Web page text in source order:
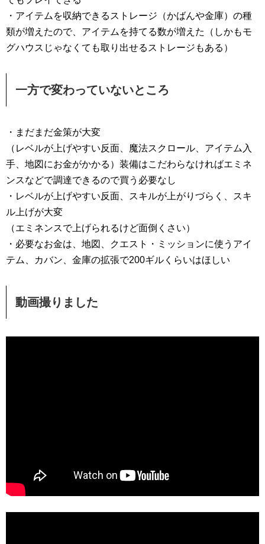
・アイテムを収納できるストレージ（かばんや金庫）の種
類が増えたので、アイテムを持てる数が増えた（しかもモ
グハウスじゃなくても取り出せるストレージもある）
一方で変わっていないところ
・まだまだ金策が大変
（レベルが上げやすい反面、魔法スクロール、アイテム入
手、地図にお金がかかる）装備はこだわらなければエミネ
ンスなどで調達できるので買う必要なし
・レベルが上げやすい反面、スキルが上がりづらく、スキ
ル上げが大変
（エミネンスで上げられるけど面倒くさい）
・必要なお金は、地図、クエスト・ミッションに使うアイ
テム、カバン、金庫の拡張で200ギルくらいはほしい
動画撮りました